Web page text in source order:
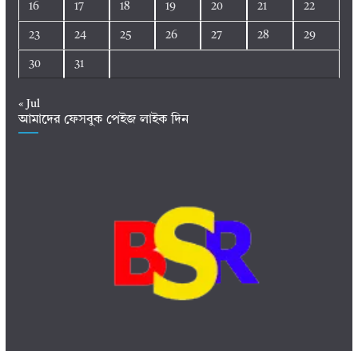
16 17 18 19 20 21 22
23 24 25 26 27 28 29
30 31
« Jul
আমাদের ফেসবুক পেইজ লাইক দিন